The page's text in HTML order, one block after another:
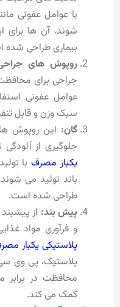
با عوامل عفونی
شوند. آن ها برای
بیماری طراحی شده
روپوش های
جراحی برای محافظت
عوامل عفونی
سبک وزن و قابل
گان: این روپوش
جلوگیری از
یکبار مصرفبا
باند تولید می
طراحی شده است.
پیش بند: از
و فرآوری مواد
پلاستیکی یکبار
پلاستیک، پی وی
محافظت در برابر
کمک می کند.